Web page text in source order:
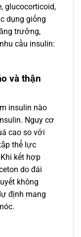
glucocorticoid,
dụng giống
trưởng,
cầu insulin:
và thận
insulin nào
Nguy cơ
cao so với
thể lực
kết hợp
do đái
không
định mang